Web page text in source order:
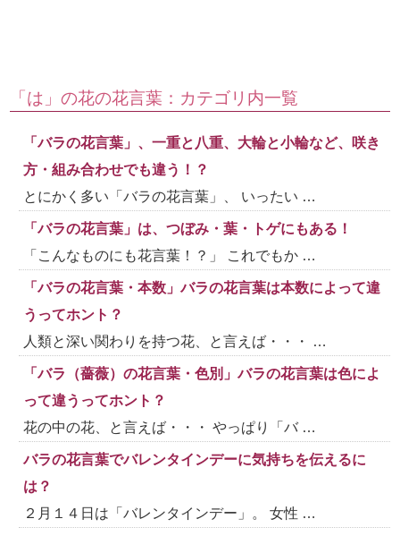
「は」の花の花言葉：カテゴリ内一覧
「バラの花言葉」、一重と八重、大輪と小輪など、咲き
方・組み合わせでも違う！？
とにかく多い「バラの花言葉」、 いったい …
「バラの花言葉」は、つぼみ・葉・トゲにもある！
「こんなものにも花言葉！？」 これでもか …
「バラの花言葉・本数」バラの花言葉は本数によって違
うってホント？
人類と深い関わりを持つ花、と言えば・・・ …
「バラ（薔薇）の花言葉・色別」バラの花言葉は色によ
って違うってホント？
花の中の花、と言えば・・・ やっぱり「バ …
バラの花言葉でバレンタインデーに気持ちを伝えるに
は？
２月１４日は「バレンタインデー」。 女性 …